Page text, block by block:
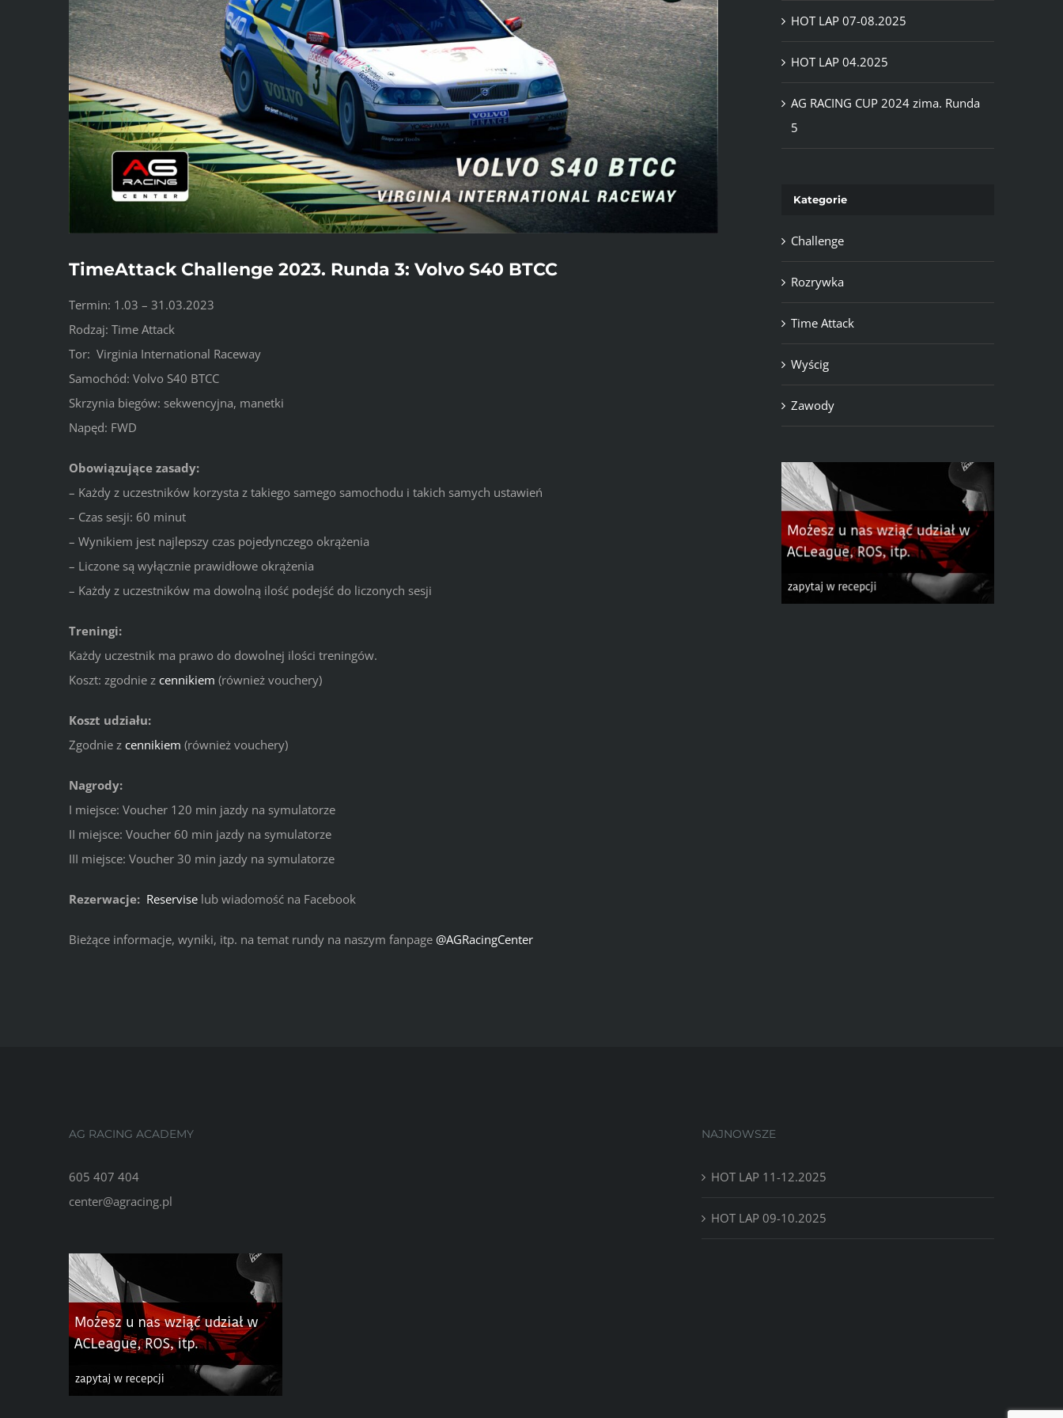
TimeAttack Challenge 2023. Runda 3: Volvo S40 BTCC
Termin: 1.03 – 31.03.2023
Rodzaj: Time Attack
Tor: Virginia International Raceway
Samochód: Volvo S40 BTCC
Skrzynia biegów: sekwencyjna, manetki
Napęd: FWD
Obowiązujące zasady:
– Każdy z uczestników korzysta z takiego samego samochodu i takich samych ustawień
– Czas sesji: 60 minut
– Wynikiem jest najlepszy czas pojedynczego okrążenia
– Liczone są wyłącznie prawidłowe okrążenia
– Każdy z uczestników ma dowolną ilość podejść do liczonych sesji
Treningi:
Każdy uczestnik ma prawo do dowolnej ilości treningów.
Koszt: zgodnie z cennikiem (również vouchery)
Koszt udziału:
Zgodnie z cennikiem (również vouchery)
Nagrody:
I miejsce: Voucher 120 min jazdy na symulatorze
II miejsce: Voucher 60 min jazdy na symulatorze
III miejsce: Voucher 30 min jazdy na symulatorze
Rezerwacje: Reservise lub wiadomość na Facebook
Bieżące informacje, wyniki, itp. na temat rundy na naszym fanpage @AGRacingCenter
HOT LAP 07-08.2025
HOT LAP 04.2025
AG RACING CUP 2024 zima. Runda
5
Kategorie
Challenge
Rozrywka
Time Attack
Wyścig
Zawody
AG RACING ACADEMY
605 407 404
center@agracing.pl
NAJNOWSZE
HOT LAP 11-12.2025
HOT LAP 09-10.2025